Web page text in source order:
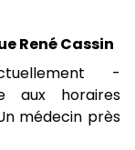
René Cassin
-
aux horaires
médecin près